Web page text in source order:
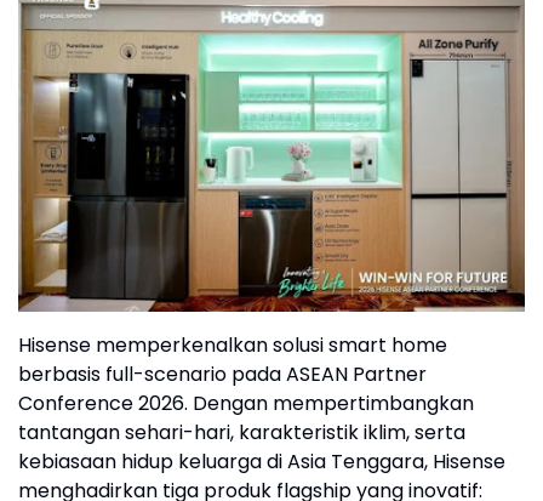
Hisense memperkenalkan solusi smart home
berbasis full-scenario pada ASEAN Partner
Conference 2026. Dengan mempertimbangkan
tantangan sehari-hari, karakteristik iklim, serta
kebiasaan hidup keluarga di Asia Tenggara, Hisense
menghadirkan tiga produk flagship yang inovatif: